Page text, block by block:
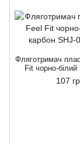
Фляготримач
Fit чорно-білий
107